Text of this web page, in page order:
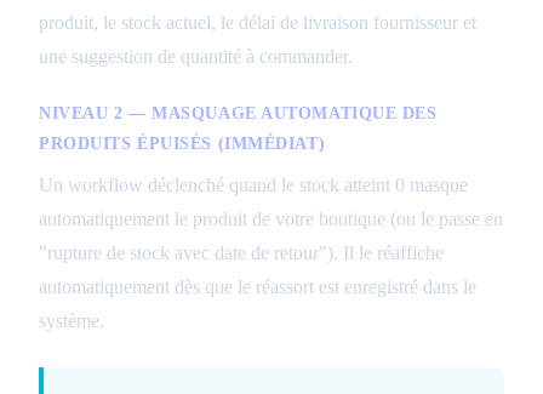
produit, le stock actuel, le délai de livraison fournisseur et
une suggestion de quantité à commander.
NIVEAU 2 — MASQUAGE AUTOMATIQUE DES
PRODUITS ÉPUISÉS (IMMÉDIAT)
Un workflow déclenché quand le stock atteint 0 masque
automatiquement le produit de votre boutique (ou le passe en
"rupture de stock avec date de retour"). Il le réaffiche
automatiquement dès que le réassort est enregistré dans le
système.